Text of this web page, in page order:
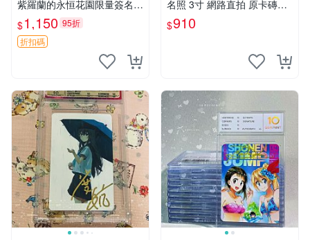
紫羅蘭的永恒花園限量簽名
卡，3寸帶原裝卡磚 日本中古
收藏推薦 薇爾莉特 曜佳奈 筆
記本
$1,150 95折
折扣碼
名照 3寸 網路直拍 原卡磚包
裝 發行限量 規格精細 收藏推
薦 yo-tsuba 簽名照 四葉妹妹
$910